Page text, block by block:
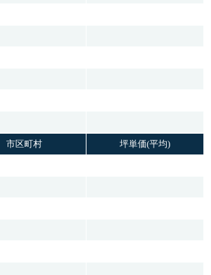
市区町村 坪単価(平均)